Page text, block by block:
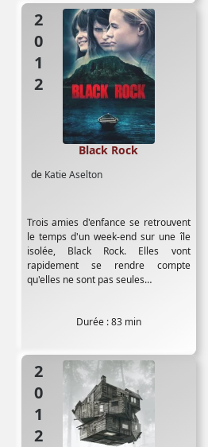
2012
de Katie Aselton
Black Rock
Trois amies d'enfance se retrouvent
le temps d'un week-end sur une île
isolée, Black Rock. Elles vont
rapidement se rendre compte
qu'elles ne sont pas seules…
Durée : 83 min
2012